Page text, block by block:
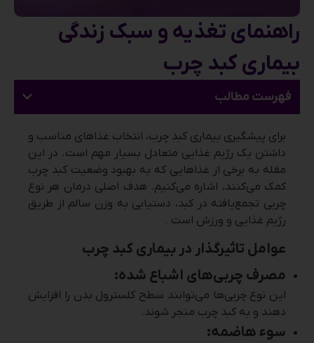
راهنمای تغذیه و سبک زندگی
بیماری کبد چرب
فهرست مطالب
برای پیشگیری بیماری کبد چرب، انتخاب غذاهای مناسب و
داشتن یک رژیم غذایی متعادل بسیار مهم است. در این
مقله به برخی از غذاهایی که به بهبود وضعیت کبد چرب
کمک می‌کنند، اشاره می‌کنیم. هدف اصلی درمان هر نوع
چربی تجمع‌یافته در کبد، دستیابی به وزن سالم از طریق
رژیم غذایی و ورزش است .
عوامل تاثیرگذار در بیماری کبد چرب
مصرف چربی‌های اشباع شده:
این نوع چربی‌ها می‌توانند سطح کلسترول بدن را افزایش
دهند و به کبد چرب منجر شوند.
سوء هاضمه: